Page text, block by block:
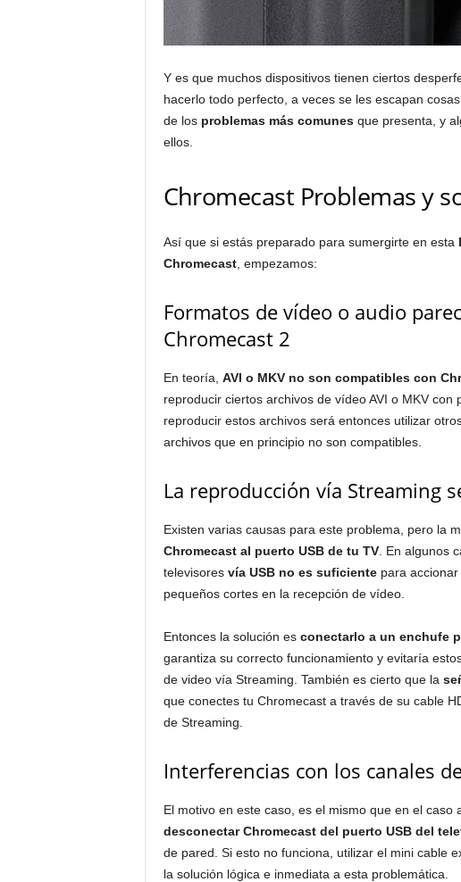
Y es que muchos dispositivos tienen ciertos
hacerlo todo perfecto, a veces se les escapan
de los problemas más comunesque presenta, y
ellos.
Chromecast Problemas y
Así que si estás preparado para sumergirte en esta
Chromecast, empezamos:
Formatos de vídeo o audio
Chromecast 2
En teoría, AVI o MKV no son compatibles con
reproducir ciertos archivos de vídeo AVI o MKV
reproducir estos archivos será entonces utilizar
archivos que en principio no son compatibles.
La reproducción vía Streaming
Existen varias causas para este problema, pero la
Chromecast al puerto USB de tu TV. En algunos
televisoresvía USB no es suficientepara accionar
pequeños cortes en la recepción de vídeo.
Entonces la solución es conectarlo a un enchufe
garantiza su correcto funcionamiento y evitaría
de video vía Streaming. También es cierto que la
que conectes tu Chromecast a través de su cable
de Streaming.
Interferencias con los canales
El motivo en este caso, es el mismo que en el
desconectar Chromecast del puerto USB del
de pared. Si esto no funciona, utilizar el mini cable
la solución lógica e inmediata a esta problemática.